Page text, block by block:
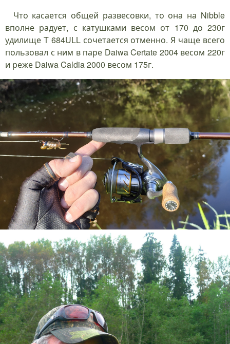
Что касается общей развесовки, то она на Nibble
вполне радует, с катушками весом от 170 до 230г
удилище T 684ULL сочетается отменно. Я чаще всего
пользовал с ним в паре Daiwa Certate 2004 весом 220г
и реже Daiwa Caldia 2000 весом 175г.